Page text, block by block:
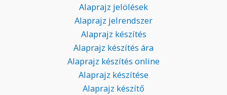
Alaprajz jelölések
Alaprajz jelrendszer
Alaprajz készítés
Alaprajz készítés ára
Alaprajz készítés online
Alaprajz készítése
Alaprajz készítő